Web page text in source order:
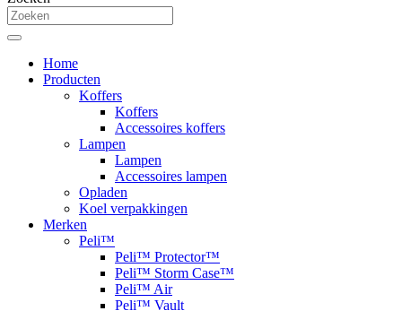
Home
Producten
Koffers
Koffers
Accessoires koffers
Lampen
Lampen
Accessoires lampen
Opladen
Koel verpakkingen
Merken
Peli™
Peli™ Protector™
Peli™ Storm Case™
Peli™ Air
Peli™ Vault